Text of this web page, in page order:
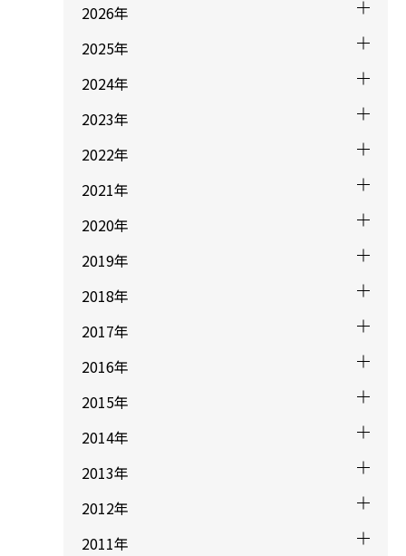
2026年
2025年
2024年
2023年
2022年
2021年
2020年
2019年
2018年
2017年
2016年
2015年
2014年
2013年
2012年
2011年